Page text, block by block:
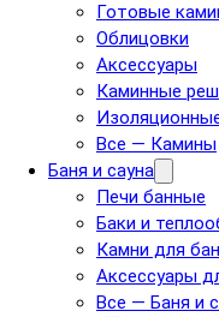
Готовые
Облицовки
Аксессуары
Каминные
Все — Камины
Баня и сауна
Печи банные
Баки и
Камни для
Аксессуары
Все — Баня и